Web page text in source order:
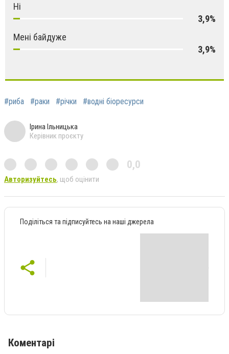
Ні
3,9%
Мені байдуже
3,9%
#риба #раки #річки #водні біоресурси
Ірина Ільницька
Керівник проєкту
0,0
Авторизуйтесь, щоб оцінити
Поділіться та підписуйтесь на наші джерела
Коментарі